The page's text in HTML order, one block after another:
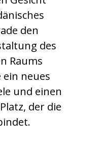
den
des
Raums
ein neues
und einen
der die